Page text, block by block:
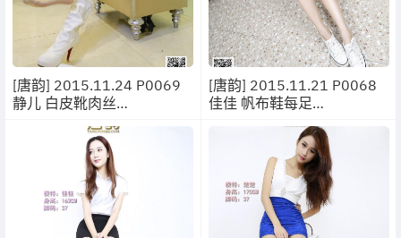
[唐韵] 2015.11.24 P0069
静儿 白皮靴肉丝
[唐韵] 2015.11.21 P0068
佳佳 帆布鞋每足